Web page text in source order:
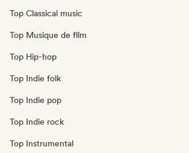
Top Classical music
Top Musique de film
Top Hip-hop
Top Indie folk
Top Indie pop
Top Indie rock
Top Instrumental